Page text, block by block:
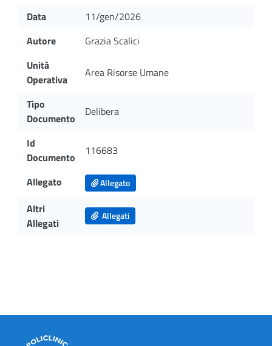
Data
11/gen/2026
Autore
Grazia Scalici
Unità
Operativa
Area Risorse Umane
Tipo
Documento
Delibera
Id
Documento
116683
Allegato Allegato
Altri
Allegati
Allegati